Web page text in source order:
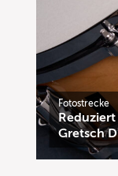
Fotostrecke
Reduziert
Gretsch